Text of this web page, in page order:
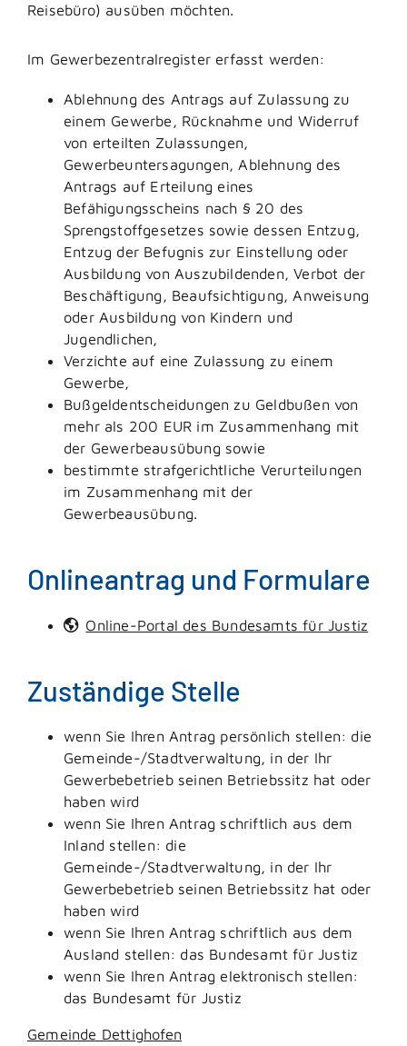
Reisebüro) ausüben möchten.
Im Gewerbezentralregister erfasst werden:
Ablehnung des Antrags auf Zulassung zu
einem Gewerbe, Rücknahme und Widerruf
von erteilten Zulassungen,
Gewerbeuntersagungen, Ablehnung des
Antrags auf Erteilung eines
Befähigungsscheins nach § 20 des
Sprengstoffgesetzes sowie dessen Entzug,
Entzug der Befugnis zur Einstellung oder
Ausbildung von Auszubildenden, Verbot der
Beschäftigung, Beaufsichtigung, Anweisung
oder Ausbildung von Kindern und
Jugendlichen,
Verzichte auf eine Zulassung zu einem
Gewerbe,
Bußgeldentscheidungen zu Geldbußen von
mehr als 200 EUR im Zusammenhang mit
der Gewerbeausübung sowie
bestimmte strafgerichtliche Verurteilungen
im Zusammenhang mit der
Gewerbeausübung.
Onlineantrag und Formulare
Online-Portal des Bundesamts für Justiz
Zuständige Stelle
wenn Sie Ihren Antrag persönlich stellen: die
Gemeinde-/Stadtverwaltung, in der Ihr
Gewerbebetrieb seinen Betriebssitz hat oder
haben wird
wenn Sie Ihren Antrag schriftlich aus dem
Inland stellen: die
Gemeinde-/Stadtverwaltung, in der Ihr
Gewerbebetrieb seinen Betriebssitz hat oder
haben wird
wenn Sie Ihren Antrag schriftlich aus dem
Ausland stellen: das Bundesamt für Justiz
wenn Sie Ihren Antrag elektronisch stellen:
das Bundesamt für Justiz
Gemeinde Dettighofen